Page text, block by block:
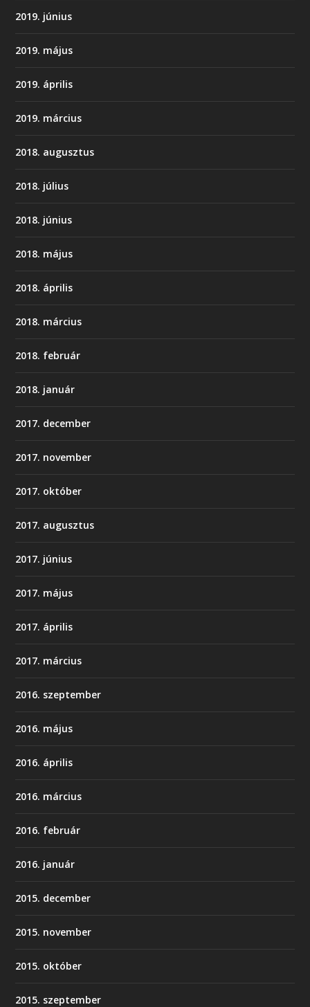
2019. június
2019. május
2019. április
2019. március
2018. augusztus
2018. július
2018. június
2018. május
2018. április
2018. március
2018. február
2018. január
2017. december
2017. november
2017. október
2017. augusztus
2017. június
2017. május
2017. április
2017. március
2016. szeptember
2016. május
2016. április
2016. március
2016. február
2016. január
2015. december
2015. november
2015. október
2015. szeptember